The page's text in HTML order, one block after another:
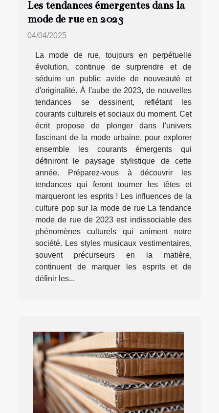
Les tendances émergentes dans la
mode de rue en 2023
04/04/2025
La mode de rue, toujours en perpétuelle
évolution, continue de surprendre et de
séduire un public avide de nouveauté et
d'originalité. À l'aube de 2023, de nouvelles
tendances se dessinent, reflétant les
courants culturels et sociaux du moment. Cet
écrit propose de plonger dans l'univers
fascinant de la mode urbaine, pour explorer
ensemble les courants émergents qui
définiront le paysage stylistique de cette
année. Préparez-vous à découvrir les
tendances qui feront tourner les têtes et
marqueront les esprits ! Les influences de la
culture pop sur la mode de rue La tendance
mode de rue de 2023 est indissociable des
phénomènes culturels qui animent notre
société. Les styles musicaux vestimentaires,
souvent précurseurs en la matière,
continuent de marquer les esprits et de
définir les...